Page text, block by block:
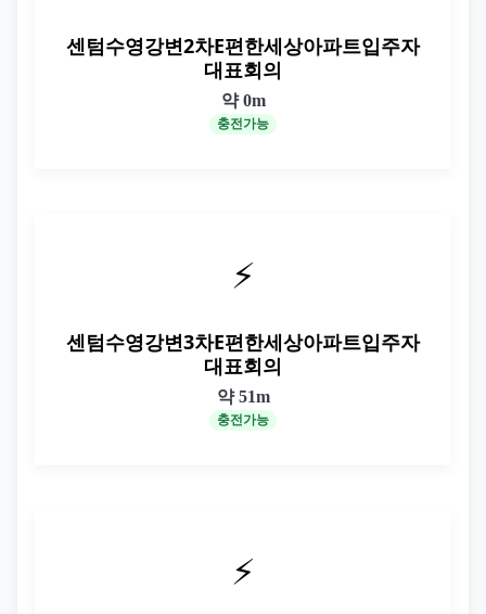
센텀수영강변2차E편한세상아파트입주자
대표회의
약 0m
충전가능
⚡
센텀수영강변3차E편한세상아파트입주자
대표회의
약 51m
충전가능
⚡